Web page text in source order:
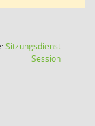
Sitzungsdienst
Session(Wird in